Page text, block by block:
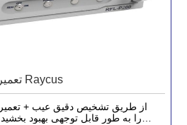
تعمیر لیزر فیبر پالس صنعتی Raycus
از طریق تشخیص دقیق عیب + تعمیر